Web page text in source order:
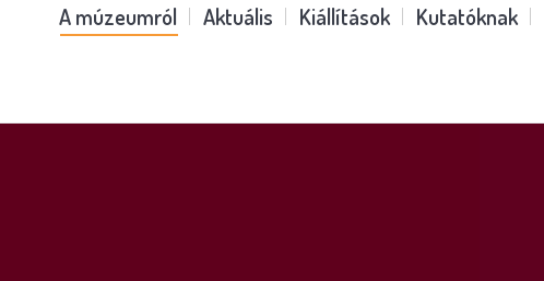
A múzeumról Aktuális Kiállítások Kutatóknak